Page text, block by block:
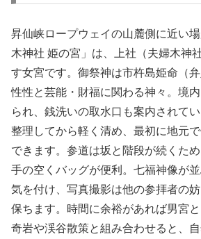
昇仙峡ロープウェイの山麓側に近い
木神社 姫の宮」は、上社（夫婦木神
す女宮です。御祭神は市杵島姫命（
性性と芸能・財福に関わる神々。境
られ、銭洗いの取水口も案内されて
整理してから軽く清め、最初に地元で
できます。参道は坂と階段が続くた
手の空くバッグが便利。七福神像が
気を付け、写真撮影は他の参拝者の
保ちます。時間に余裕があれば男宮
奇岩や渓谷散策と組み合わせると、